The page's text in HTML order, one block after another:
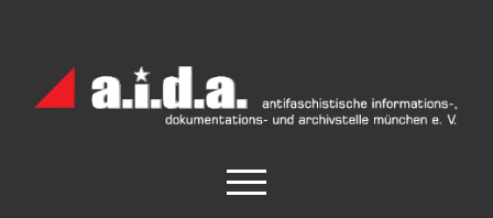
Archiv
München
open
menu